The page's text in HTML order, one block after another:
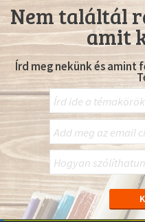
Nem találtál
amit
Írd meg nekünk és amint